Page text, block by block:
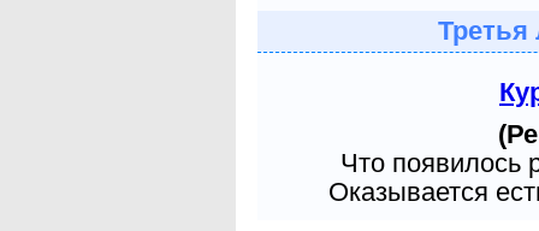
Третья
Что появилось
Оказывается